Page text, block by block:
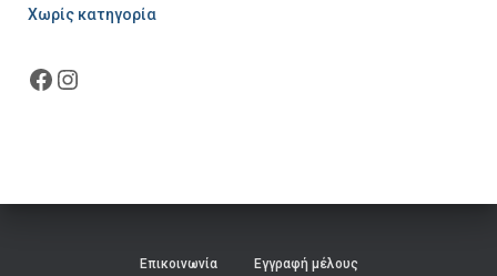
Χωρίς κατηγορία
Facebook Instagram
Επικοινωνία Εγγραφή μέλους